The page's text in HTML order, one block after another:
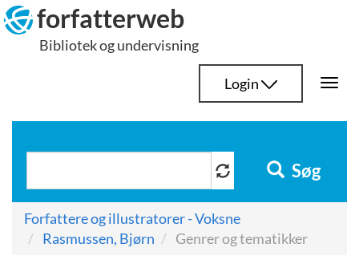
Hop
til
indhold
forfatterweb
Bibliotek og undervisning
Login
Søg
Forfattere og illustratorer - Voksne
Rasmussen, Bjørn
Genrer og tematikker